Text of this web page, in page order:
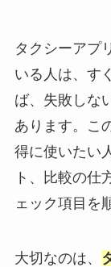
タクシーアプ
いる人は、す
ば、失敗しな
あります。こ
得に使いたい
ト、比較の仕
ェック項目を
大切なのは、